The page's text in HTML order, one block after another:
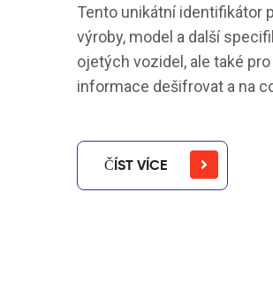
Tento unikátní identifikátor
výroby, model a další
ojetých vozidel, ale také
informace dešifrovat a na
ČÍST VÍCE